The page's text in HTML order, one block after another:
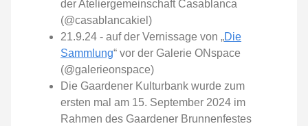
der Ateliergemeinschaft Casablanca
(@casablancakiel)
21.9.24 - auf der Vernissage von „Die
Sammlung“ vor der Galerie ONspace
(@galerieonspace)
Die Gaardener Kulturbank wurde zum
ersten mal am 15. September 2024 im
Rahmen des Gaardener Brunnenfestes